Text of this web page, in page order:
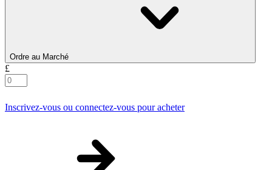
Ordre au Marché
£
Inscrivez-vous ou connectez-vous pour acheter